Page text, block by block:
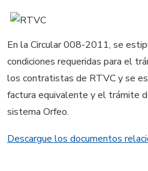
En la Circular 008-2011, se
condiciones requeridas para el
los contratistas de RTVC y se
factura equivalente y el trámite
sistema Orfeo.
Descargue los documentos